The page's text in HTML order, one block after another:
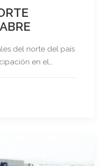
del norte del país
en el…